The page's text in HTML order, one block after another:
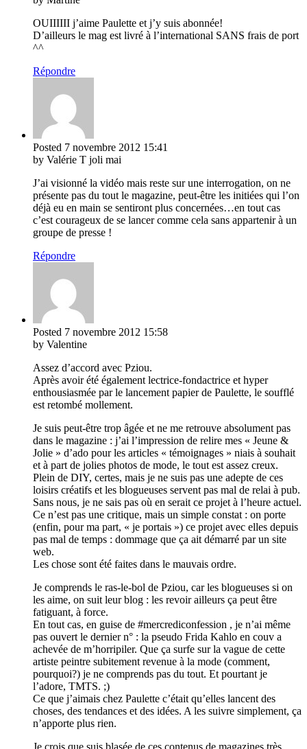
OUIIIIII j’aime Paulette et j’y suis abonnée!
D’ailleurs le mag est livré à l’international SANS frais de port
^^
Répondre
Posted 7 novembre 2012 15:41
by Valérie T joli mai
J’ai visionné la vidéo mais reste sur une interrogation, on ne
présente pas du tout le magazine, peut-être les initiées qui l’on
déjà eu en main se sentiront plus concernées…en tout cas
c’est courageux de se lancer comme cela sans appartenir à un
groupe de presse !
Répondre
Posted 7 novembre 2012 15:58
by Valentine
Assez d’accord avec Pziou.
Après avoir été également lectrice-fondactrice et hyper
enthousiasmée par le lancement papier de Paulette, le soufflé
est retombé mollement.
Je suis peut-être trop âgée et ne me retrouve absolument pas
dans le magazine : j’ai l’impression de relire mes « Jeune &
Jolie » d’ado pour les articles « témoignages » niais à souhait
et à part de jolies photos de mode, le tout est assez creux.
Plein de DIY, certes, mais je ne suis pas une adepte de ces
loisirs créatifs et les blogueuses servent pas mal de relai à pub.
Sans nous, je ne sais pas où en serait ce projet à l’heure actuel.
Ce n’est pas une critique, mais un simple constat : on porte
(enfin, pour ma part, « je portais ») ce projet avec elles depuis
pas mal de temps : dommage que ça ait démarré par un site
web.
Les chose sont été faites dans le mauvais ordre.
Je comprends le ras-le-bol de Pziou, car les blogueuses si on
les aime, on suit leur blog : les revoir ailleurs ça peut être
fatiguant, à force.
En tout cas, en guise de #mercrediconfession , je n’ai même
pas ouvert le dernier n° : la pseudo Frida Kahlo en couv a
achevée de m’horripiler. Que ça surfe sur la vague de cette
artiste peintre subitement revenue à la mode (comment,
pourquoi?) je ne comprends pas du tout. Et pourtant je
l’adore, TMTS. ;)
Ce que j’aimais chez Paulette c’était qu’elles lancent des
choses, des tendances et des idées. A les suivre simplement, ça
n’apporte plus rien.
Je crois que suis blasée de ces contenus de magazines très